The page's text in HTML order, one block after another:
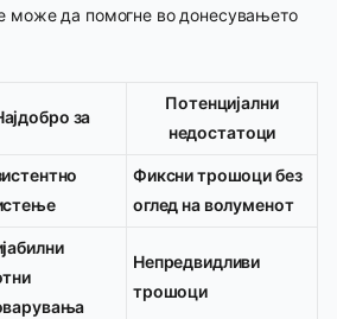
може да помогне во донесувањето
за
Потенцијални
недостатоци
Фиксни трошоци без
оглед на волуменот
Непредвидливи
трошоци